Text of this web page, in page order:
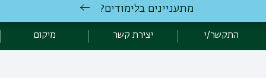
אגף תקשוב, אוניברסיטת בר-אילן
אקדימה בר-אילן
מתעניינים בלימודים?
התקשר/י יצירת קשר מיקום